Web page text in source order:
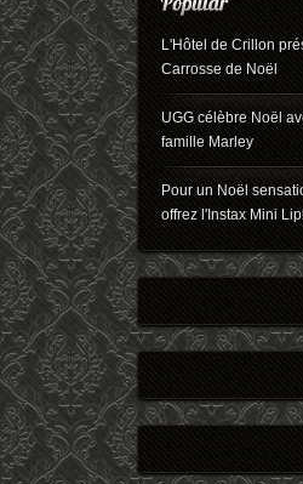
L'Hôtel de Crillon
Carrosse de Noël
UGG célèbre Noël
famille Marley
Pour un Noël
offrez l'Instax Mini